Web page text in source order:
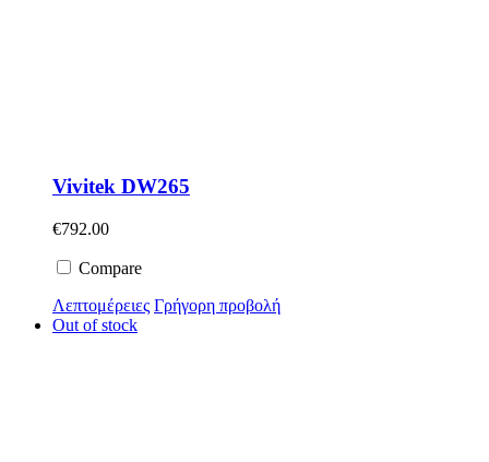
Vivitek DW265
€792.00
Compare
Λεπτομέρειες Γρήγορη προβολή
Out of stock